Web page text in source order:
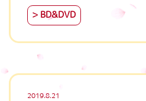
BD&DVD
2019.8.21